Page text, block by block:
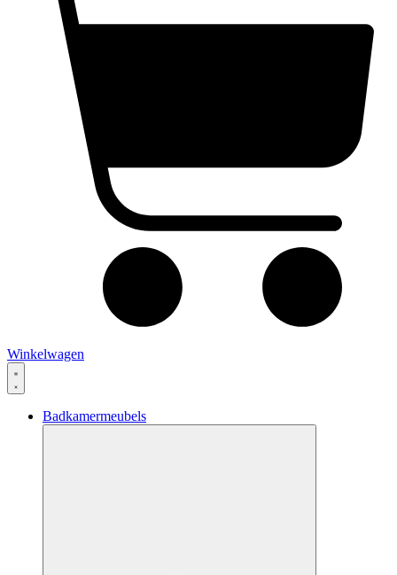
Winkelwagen
Badkamermeubels